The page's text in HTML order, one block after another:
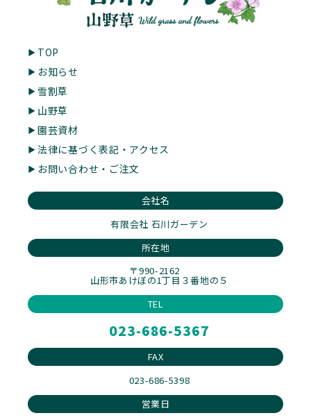
TOP
お知らせ
雪割草
山野草
園芸資材
法律に基づく表記・アクセス
お問い合わせ・ご注文
会社名
有限会社 石川ガーデン
所在地
〒990-2162
山形市あけぼの1丁目３番地の５
TEL
023-686-5367
FAX
023-686-5398
営業日